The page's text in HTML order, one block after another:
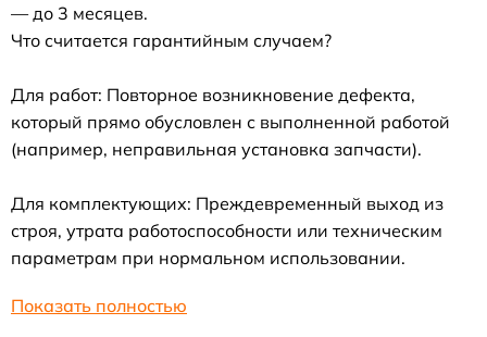
— до 3 месяцев.
Что считается гарантийным случаем?
Для работ: Повторное возникновение дефекта,
который прямо обусловлен с выполненной работой
(например, неправильная установка запчасти).
Для комплектующих: Преждевременный выход из
строя, утрата работоспособности или техническим
параметрам при нормальном использовании.
Показать полностью